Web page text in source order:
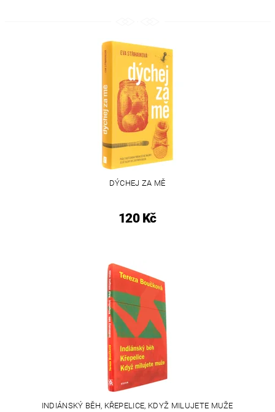
DÝCHEJ ZA MĚ
120 Kč
INDIÁNSKÝ BĚH, KŘEPELICE, KDYŽ MILUJETE MUŽE